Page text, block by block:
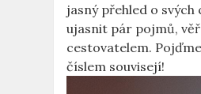
jasný ‍přehled o
ujasnit pár pojmů,
cestovatelem.⁤
číslem ⁢souvisejí!